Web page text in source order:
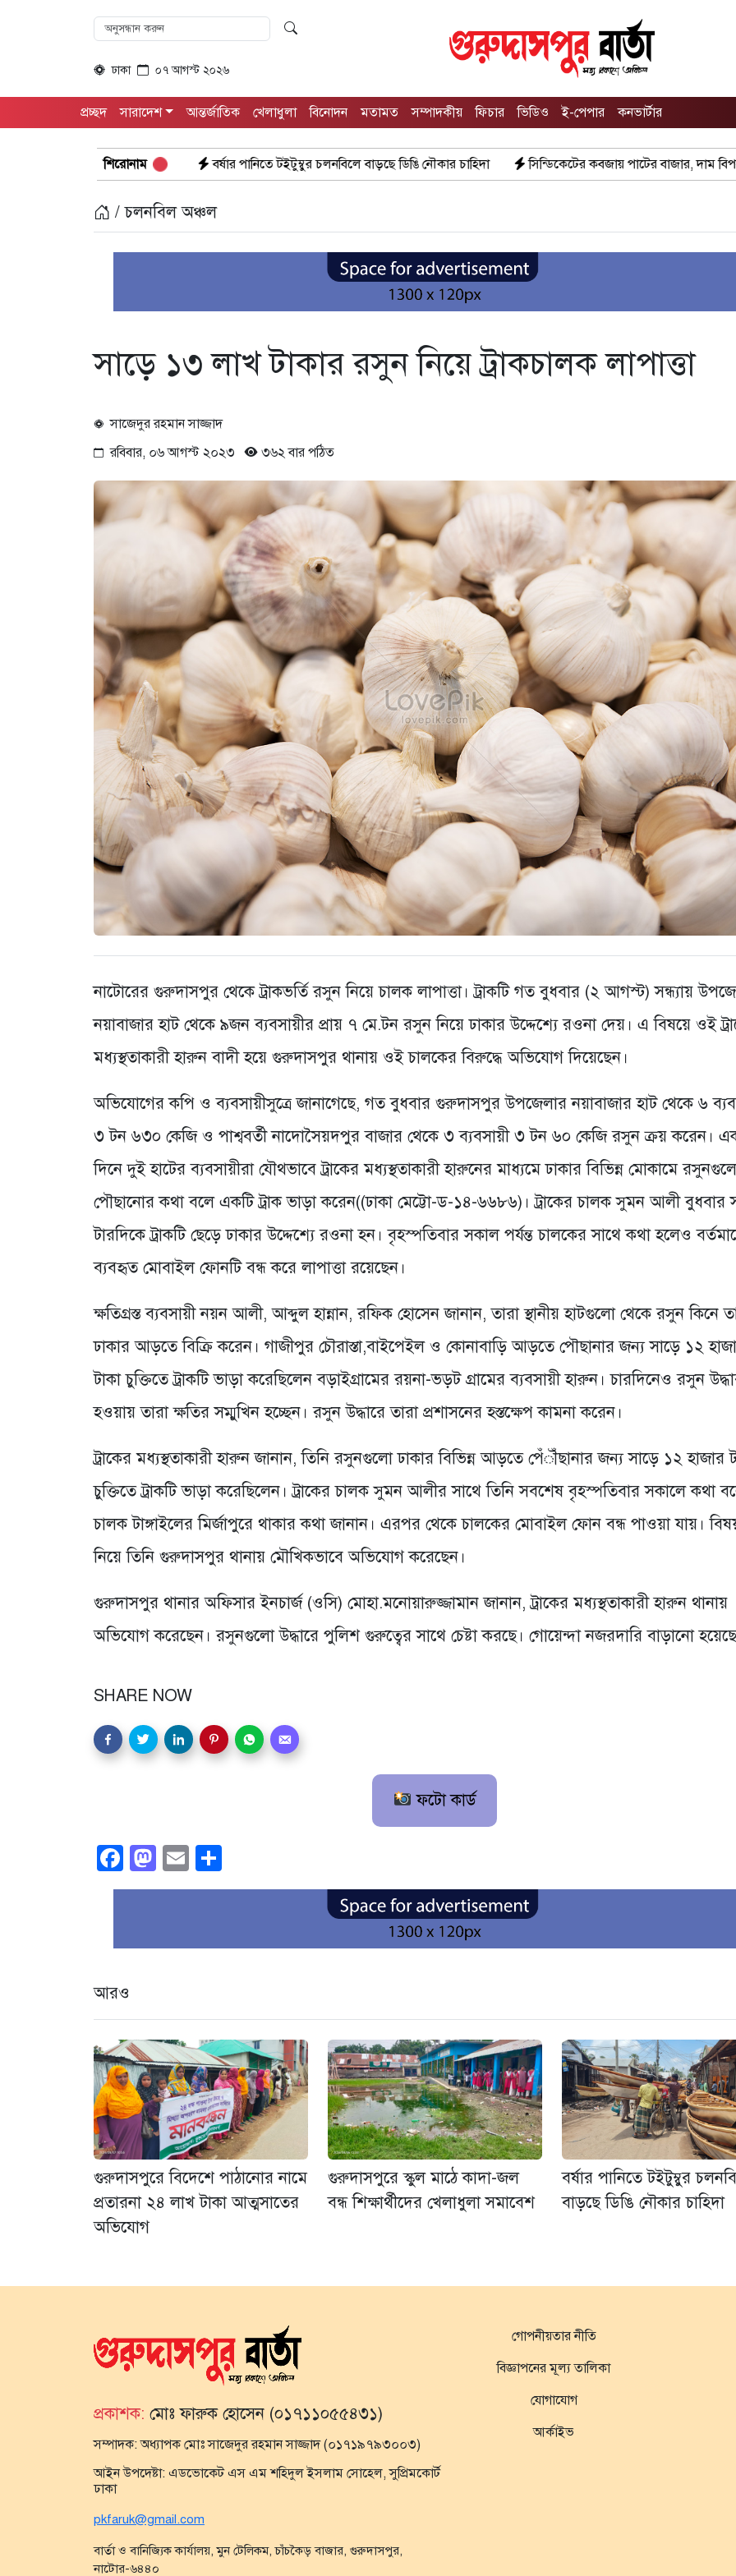
ঢাকা ০৭ আগস্ট ২০২৬
প্রচ্ছদ সারাদেশ আন্তর্জাতিক খেলাধুলা বিনোদন মতামত সম্পাদকীয় ফিচার ভিডিও ই-পেপার কনভার্টার
শিরোনাম
বর্ষার পানিতে টইটুম্বুর চলনবিলে বাড়ছে ডিঙি নৌকার চাহিদা সিন্ডিকেটের কবজায় পাটের বাজার, দাম বিপর্যয়ে চাষীদের ক্ষোভ
/ চলনবিল অঞ্চল
সাড়ে ১৩ লাখ টাকার রসুন নিয়ে ট্রাকচালক লাপাত্তা
সাজেদুর রহমান সাজ্জাদ
রবিবার, ০৬ আগস্ট ২০২৩
৩৬২ বার পঠিত
নাটোরের গুরুদাসপুর থেকে ট্রাকভর্তি রসুন নিয়ে চালক লাপাত্তা। ট্রাকটি গত বুধবার (২ আগস্ট) সন্ধ্যায়
নয়াবাজার হাট থেকে ৯জন ব্যবসায়ীর প্রায় ৭ মে.টন রসুন নিয়ে ঢাকার উদ্দেশ্যে রওনা দেয়। এ বিষয়ে ওই
মধ্যস্থতাকারী হারুন বাদী হয়ে গুরুদাসপুর থানায় ওই চালকের বিরুদ্ধে অভিযোগ দিয়েছেন।
অভিযোগের কপি ও ব্যবসায়ীসুত্রে জানাগেছে, গত বুধবার গুরুদাসপুর উপজেলার নয়াবাজার হাট থেকে ৬
৩ টন ৬৩০ কেজি ও পাশ্ববর্তী নাদোসৈয়দপুর বাজার থেকে ৩ ব্যবসায়ী ৩ টন ৬০ কেজি রসুন ক্রয় করেন।
দিনে দুই হাটের ব্যবসায়ীরা যৌথভাবে ট্রাকের মধ্যস্থতাকারী হারুনের মাধ্যমে ঢাকার বিভিন্ন মোকামে
পৌছানোর কথা বলে একটি ট্রাক ভাড়া করেন((ঢাকা মেট্টো-ড-১৪-৬৬৮৬)। ট্রাকের চালক সুমন আলী বুধবার
টারদিকে ট্রাকটি ছেড়ে ঢাকার উদ্দেশ্যে রওনা হন। বৃহস্পতিবার সকাল পর্যন্ত চালকের সাথে কথা হলেও
ব্যবহৃত মোবাইল ফোনটি বন্ধ করে লাপাত্তা রয়েছেন।
ক্ষতিগ্রস্ত ব্যবসায়ী নয়ন আলী, আব্দুল হান্নান, রফিক হোসেন জানান, তারা স্থানীয় হাটগুলো থেকে রসুন কিনে
ঢাকার আড়তে বিক্রি করেন। গাজীপুর চৌরাস্তা,বাইপেইল ও কোনাবাড়ি আড়তে পৌছানার জন্য সাড়ে ১২
টাকা চুক্তিতে ট্রাকটি ভাড়া করেছিলেন বড়াইগ্রামের রয়না-ভড়ট গ্রামের ব্যবসায়ী হারুন। চারদিনেও রসুন
হওয়ায় তারা ক্ষতির সম্মুখিন হচ্ছেন। রসুন উদ্ধারে তারা প্রশাসনের হস্তক্ষেপ কামনা করেন।
ট্রাকের মধ্যস্থতাকারী হারুন জানান, তিনি রসুনগুলো ঢাকার বিভিন্ন আড়তে পেঁৗঁছানার জন্য সাড়ে ১২ হাজার
চুক্তিতে ট্রাকটি ভাড়া করেছিলেন। ট্রাকের চালক সুমন আলীর সাথে তিনি সবশেষ বৃহস্পতিবার সকালে কথা
চালক টাঙ্গাইলের মির্জাপুরে থাকার কথা জানান। এরপর থেকে চালকের মোবাইল ফোন বন্ধ পাওয়া যায়।
নিয়ে তিনি গুরুদাসপুর থানায় মৌখিকভাবে অভিযোগ করেছেন।
গুরুদাসপুর থানার অফিসার ইনচার্জ (ওসি) মোহা.মনোয়ারুজ্জামান জানান, ট্রাকের মধ্যস্থতাকারী হারুন থানায়
অভিযোগ করেছেন। রসুনগুলো উদ্ধারে পুলিশ গুরুত্বের সাথে চেষ্টা করছে। গোয়েন্দা নজরদারি বাড়ানো
SHARE NOW
ফটো কার্ড
Facebook
Mastodon
Email
আরও
গুরুদাসপুরে বিদেশে পাঠানোর নামে
প্রতারনা ২৪ লাখ টাকা আত্মসাতের
অভিযোগ
গুরুদাসপুরে স্কুল মাঠে কাদা-জল
বন্ধ শিক্ষার্থীদের খেলাধুলা সমাবেশ
বর্ষার পানিতে টইটুম্বুর
বাড়ছে ডিঙি নৌকার চাহিদা
প্রকাশক: মোঃ ফারুক হোসেন (০১৭১১০৫৫৪৩১)
সম্পাদক:অধ্যাপক মোঃ সাজেদুর রহমান সাজ্জাদ (০১৭১৯৭৯৩০০৩)
আইন উপদেষ্টা: এডভোকেট এস এম শহিদুল ইসলাম সোহেল, সুপ্রিমকোর্ট
ঢাকা
pkfaruk@gmail.com
বার্তা ও বানিজ্যিক কার্যালয়, মুন টেলিকম, চাঁচকৈড় বাজার, গুরুদাসপুর,
নাটোর-৬৪৪০
গোপনীয়তার নীতি
বিজ্ঞাপনের মূল্য তালিকা
যোগাযোগ
আর্কাইভ